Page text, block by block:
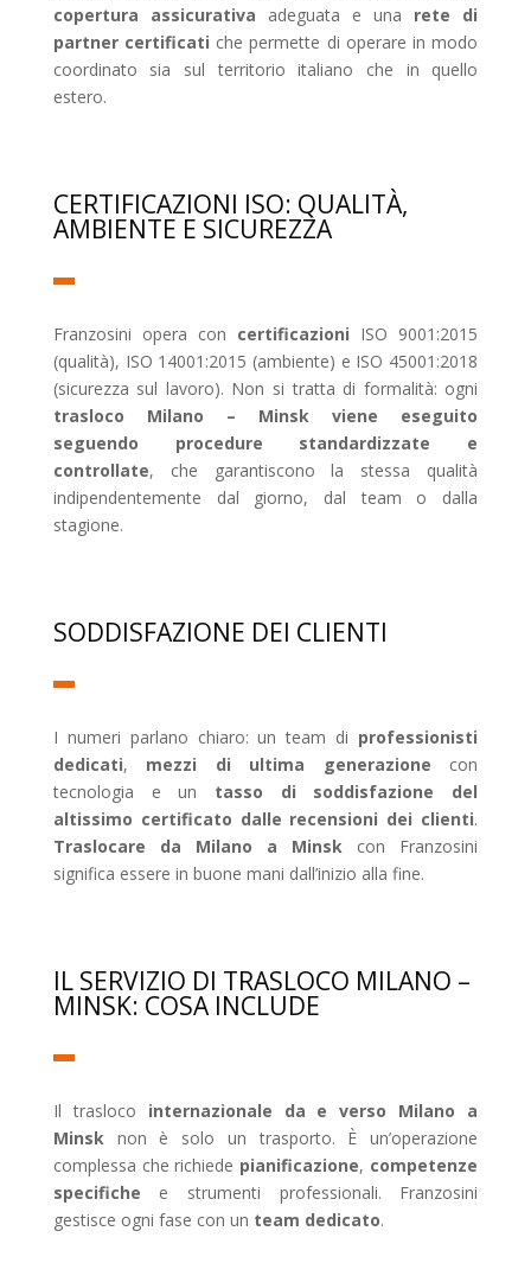
copertura assicurativa adeguata e una rete di
partner certificati che permette di operare in modo
coordinato sia sul territorio italiano che in quello
estero.
CERTIFICAZIONI ISO: QUALITÀ,
AMBIENTE E SICUREZZA
Franzosini opera con certificazioni ISO 9001:2015
(qualità), ISO 14001:2015 (ambiente) e ISO 45001:2018
(sicurezza sul lavoro). Non si tratta di formalità: ogni
trasloco Milano – Minsk viene eseguito
seguendo procedure standardizzate e
controllate, che garantiscono la stessa qualità
indipendentemente dal giorno, dal team o dalla
stagione.
SODDISFAZIONE DEI CLIENTI
I numeri parlano chiaro: un team di professionisti
dedicati, mezzi di ultima generazione con
tecnologia e un tasso di soddisfazione del
altissimo certificato dalle recensioni dei clienti.
Traslocare da Milano a Minsk con Franzosini
significa essere in buone mani dall’inizio alla fine.
IL SERVIZIO DI TRASLOCO MILANO –
MINSK: COSA INCLUDE
Il trasloco internazionale da e verso Milano a
Minsknon è solo un trasporto. È un’operazione
complessa che richiede pianificazione, competenze
specifiche e strumenti professionali. Franzosini
gestisce ogni fase con un team dedicato.